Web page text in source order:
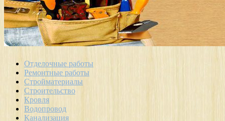
Отделочные работы
Ремонтные работы
Стройматериалы
Строительство
Кровля
Водопровод
Канализация